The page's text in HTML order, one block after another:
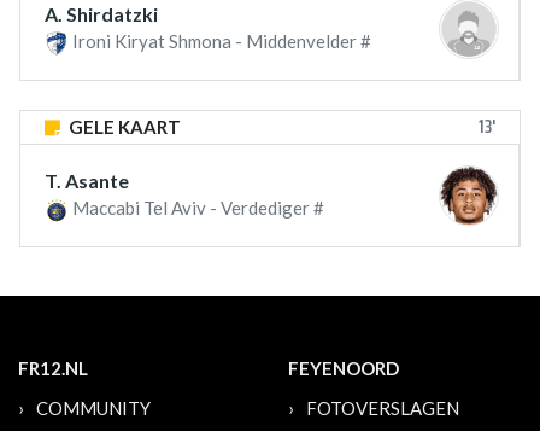
A. Shirdatzki
Ironi Kiryat Shmona - Middenvelder #
GELE KAART 13'
T. Asante
Maccabi Tel Aviv - Verdediger #
FR12.NL
COMMUNITY
FEYENOORD
FOTOVERSLAGEN